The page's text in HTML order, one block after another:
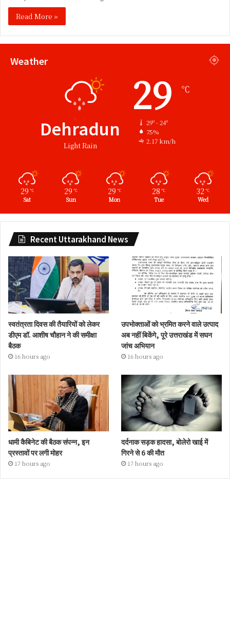
Read More »
Weather
Dehradun
Light Rain
29 ℃
29º - 24º
75%
2.17 km/h
29 ℃
Sat
29 ℃
Sun
29 ℃
Mon
28 ℃
Tue
32 ℃
Wed
Recent Uttarakhand News
स्वतंत्रता दिवस की तैयारियों को लेकर
डीएम डॉ. आशीष चौहान ने की समीक्षा
बैठक
16 hours ago
उपभोक्ताओं को भ्रमित करने वाले उत्पाद
अब नहीं बिकेंगे, पूरे उत्तराखंड में सघन
जांच अभियान
16 hours ago
धामी कैबिनेट की बैठक संपन्न, इन
प्रस्तावों पर लगी मोहर
17 hours ago
दर्दनाक सड़क हादसा, बोलेरो खाई में
गिरने से 6 की मौत
17 hours ago